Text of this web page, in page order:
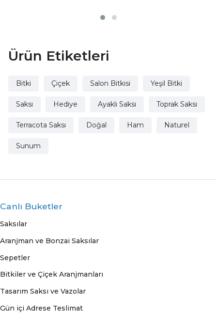
Ürün Etiketleri
Bitki Çiçek Salon Bitkisi Yeşil Bitki
Saksı Hediye Ayaklı Saksı Toprak Saksı
Terracota Saksı Doğal Ham Naturel
Sunum
Canlı Buketler
Saksılar
Aranjman ve Bonzai Saksılar
Sepetler
Bitkiler ve Çiçek Aranjmanları
Tasarım Saksı ve Vazolar
Gün içi Adrese Teslimat